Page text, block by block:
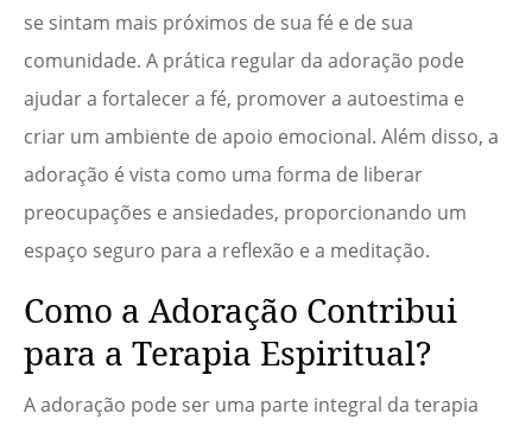
se sintam mais próximos de sua fé e de sua
comunidade. A prática regular da adoração pode
ajudar a fortalecer a fé, promover a autoestima e
criar um ambiente de apoio emocional. Além disso, a
adoração é vista como uma forma de liberar
preocupações e ansiedades, proporcionando um
espaço seguro para a reflexão e a meditação.
Como a Adoração Contribui
para a Terapia Espiritual?
A adoração pode ser uma parte integral da terapia